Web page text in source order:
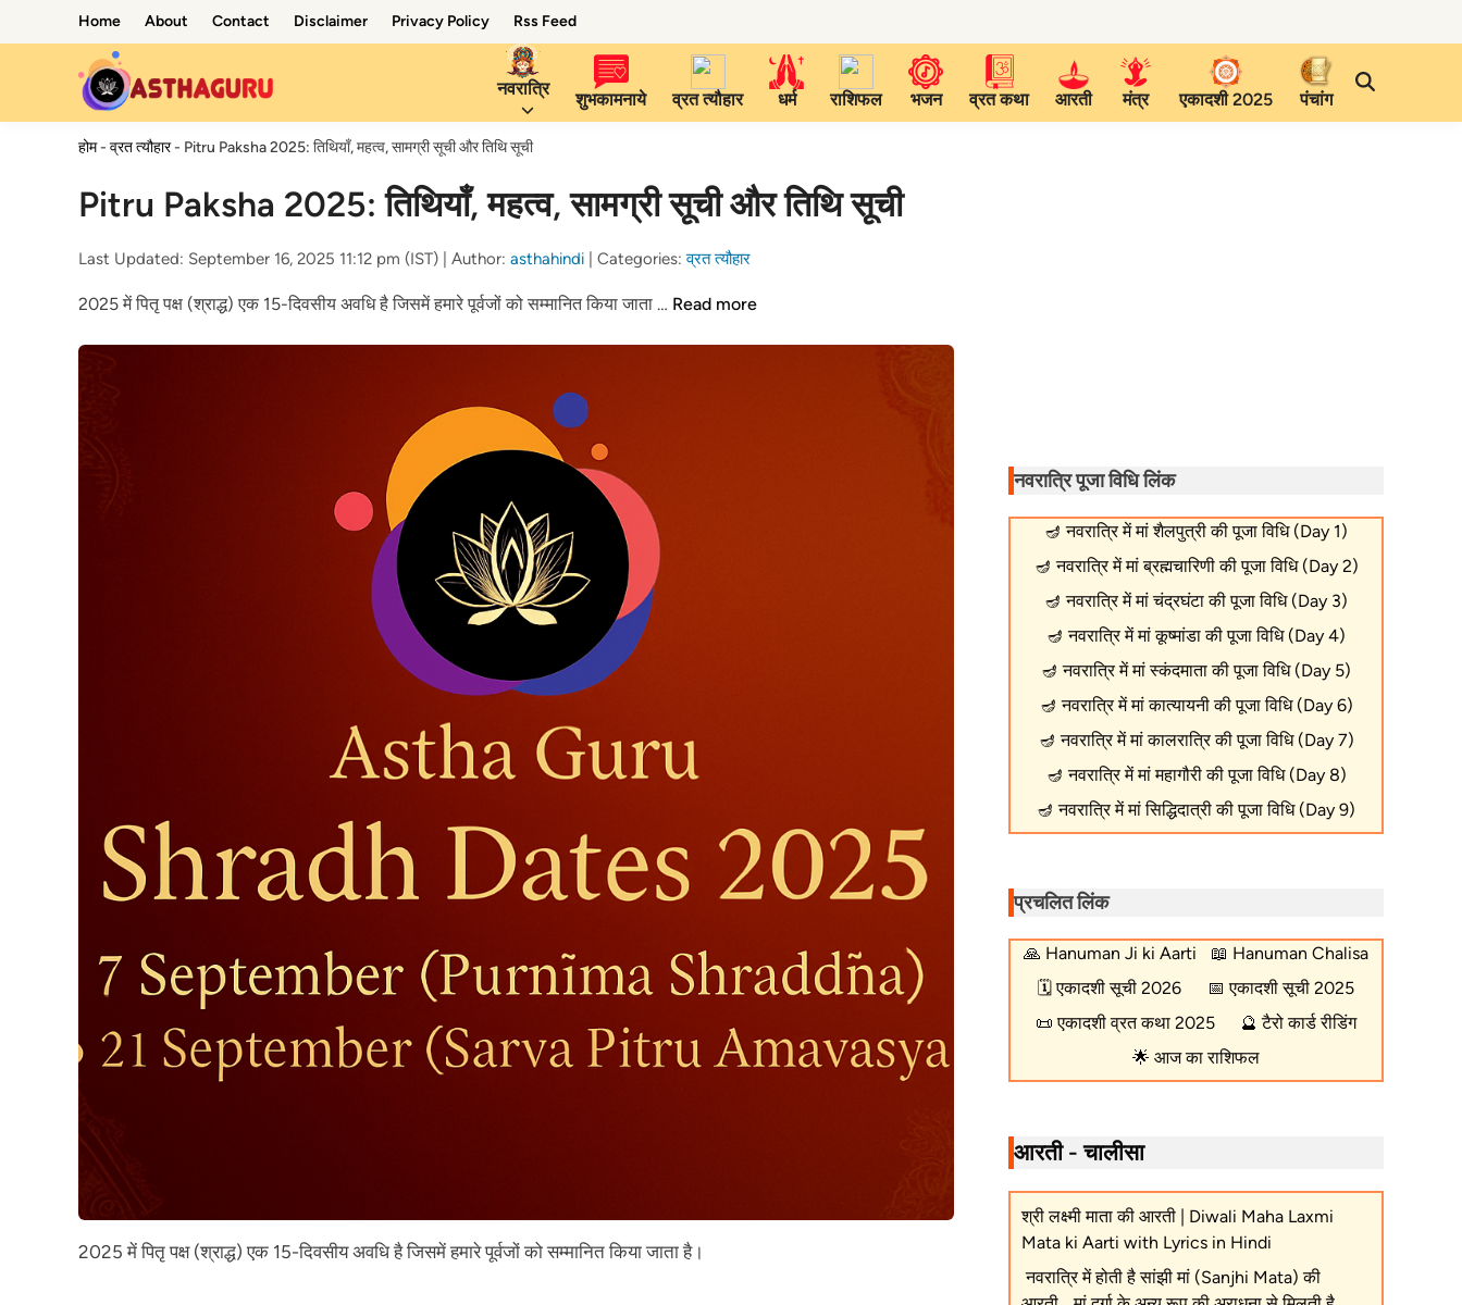
Home About Contact Disclaimer Privacy Policy Rss Feed
नवरात्रि
शुभकामनाये व्रत त्यौहार धर्म राशिफल भजन व्रत कथा आरती मंत्र एकादशी 2025 पंचांग
होम- व्रत त्यौहार- Pitru Paksha 2025: तिथियाँ, महत्व, सामग्री सूची और तिथि सूची
Pitru Paksha 2025: तिथियाँ, महत्व, सामग्री सूची और तिथि सूची
Last Updated: September 16, 2025 11:12 pm (IST) | Author: asthahindi Categories:व्रत त्यौहार
2025 में पितृ पक्ष (श्राद्ध) एक 15-दिवसीय अवधि है जिसमें हमारे पूर्वजों को सम्मानित किया जाता … Pitru
Read more
2025 में पितृ पक्ष (श्राद्ध) एक 15-दिवसीय अवधि है जिसमें हमारे पूर्वजों को सम्मानित किया जाता है।
नवरात्रि पूजा विधि लिंक
🪔 नवरात्रि में मां शैलपुत्री की पूजा विधि (Day 1)
🪔 नवरात्रि में मां ब्रह्मचारिणी की पूजा विधि (Day 2)
🪔 नवरात्रि में मां चंद्रघंटा की पूजा विधि (Day 3)
🪔 नवरात्रि में मां कूष्मांडा की पूजा विधि (Day 4)
🪔 नवरात्रि में मां स्कंदमाता की पूजा विधि (Day 5)
🪔 नवरात्रि में मां कात्यायनी की पूजा विधि (Day 6)
🪔 नवरात्रि में मां कालरात्रि की पूजा विधि (Day 7)
🪔 नवरात्रि में मां महागौरी की पूजा विधि (Day 8)
🪔 नवरात्रि में मां सिद्धिदात्री की पूजा विधि (Day 9)
प्रचलित लिंक
🙏 Hanuman Ji ki Aarti 📖 Hanuman Chalisa
🗓️ एकादशी सूची 2026 📅 एकादशी सूची 2025
📜 एकादशी व्रत कथा 2025 🔮 टैरो कार्ड रीडिंग
🌟 आज का राशिफल
आरती - चालीसा
श्री लक्ष्मी माता की आरती | Diwali Maha Laxmi
Mata ki Aarti with Lyrics in Hindi
नवरात्रि में होती है सांझी मां (Sanjhi Mata) की